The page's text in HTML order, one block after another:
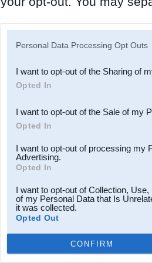
Downstream Participants
third parties.
Personal Data Processing Opt Outs
I want to opt-out of the Sharing of
Opted In
I want to opt-out of the Sale of my
Opted In
I want to opt-out of processing my
Advertising.
Opted In
I want to opt-out of Collection,
of my Personal Data that Is
it was collected.
Opted Out
CONFIRM